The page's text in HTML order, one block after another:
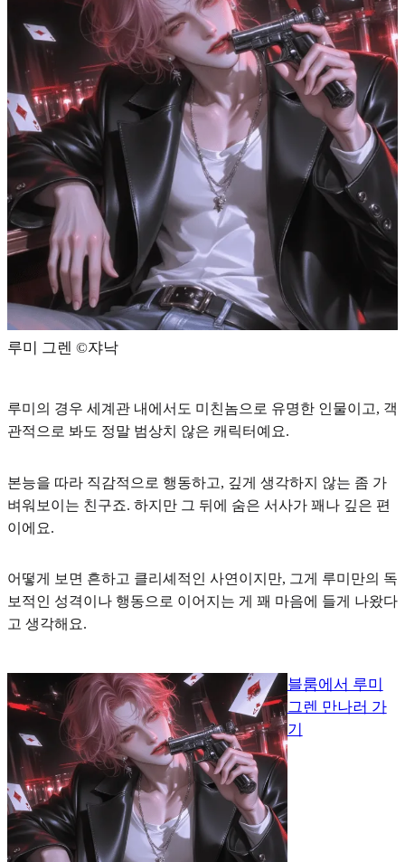
루미 그렌 ©️쟈낙
루미의 경우 세계관 내에서도 미친놈으로 유명한 인물이고, 객
관적으로 봐도 정말 범상치 않은 캐릭터예요.
본능을 따라 직감적으로 행동하고, 깊게 생각하지 않는 좀 가
벼워보이는 친구죠. 하지만 그 뒤에 숨은 서사가 꽤나 깊은 편
이에요.
어떻게 보면 흔하고 클리셰적인 사연이지만, 그게 루미만의 독
보적인 성격이나 행동으로 이어지는 게 꽤 마음에 들게 나왔다
고 생각해요.
블룸에서 루미
그렌 만나러 가
기